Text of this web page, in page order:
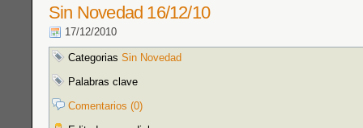
Sin Novedad 16/12/10
17/12/2010
Categorias Sin Novedad
Palabras clave
Comentarios (0)